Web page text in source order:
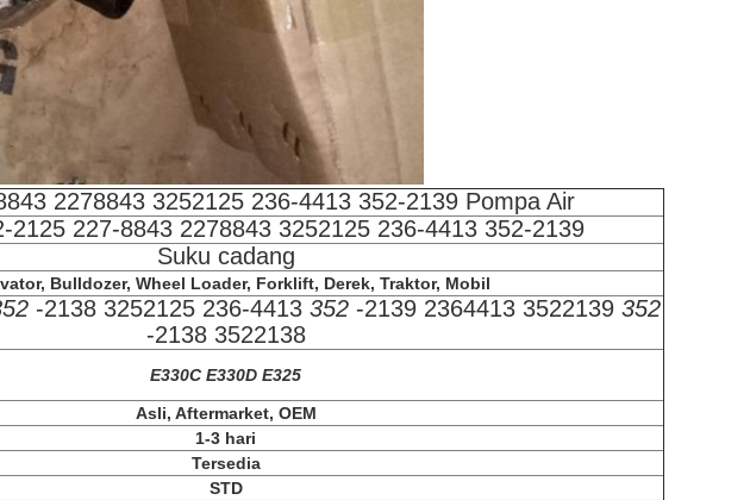
2278843 3252125 236-4413 352-2139 Pompa Air
2125 227-8843 2278843 3252125 236-4413 352-2139
Suku cadang
Bulldozer, Wheel Loader, Forklift, Derek, Traktor, Mobil
-2138 3252125 236-4413 352-2139 2364413 3522139 352
-2138 3522138
E330C E330D E325
Asli, Aftermarket, OEM
1-3 hari
Tersedia
STD